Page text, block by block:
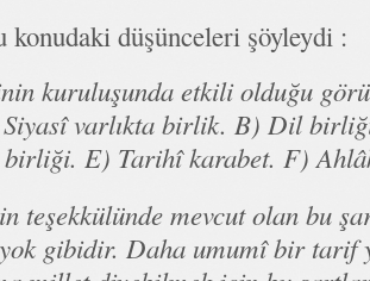
düşünceleri şöyleydi :
kuruluşunda etkili olduğu
Siyasî varlıkta birlik. B) Dil
birliği. E) Tarihî karabet. F)
teşekkülünde mevcut olan bu
gibidir. Daha umumî bir tarif